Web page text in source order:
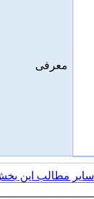
معرفی
سایر مطالب این